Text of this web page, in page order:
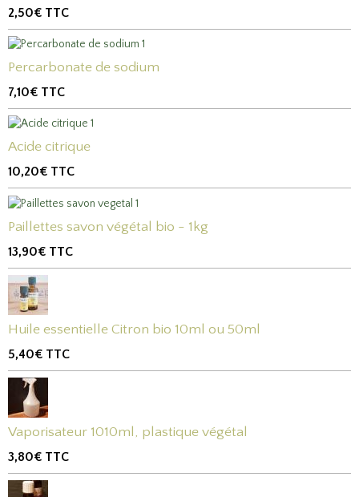
2,50€ TTC
Percarbonate de sodium
7,10€ TTC
Acide citrique
10,20€ TTC
Paillettes savon végétal bio - 1kg
13,90€ TTC
Huile essentielle Citron bio 10ml ou 50ml
5,40€ TTC
Vaporisateur 1010ml, plastique végétal
3,80€ TTC